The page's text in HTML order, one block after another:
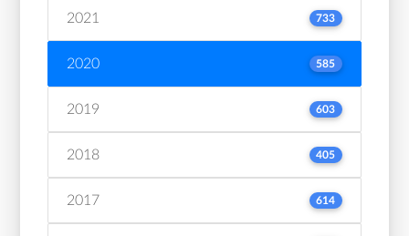
2021 733
2020 585
2019 603
2018 405
2017 614